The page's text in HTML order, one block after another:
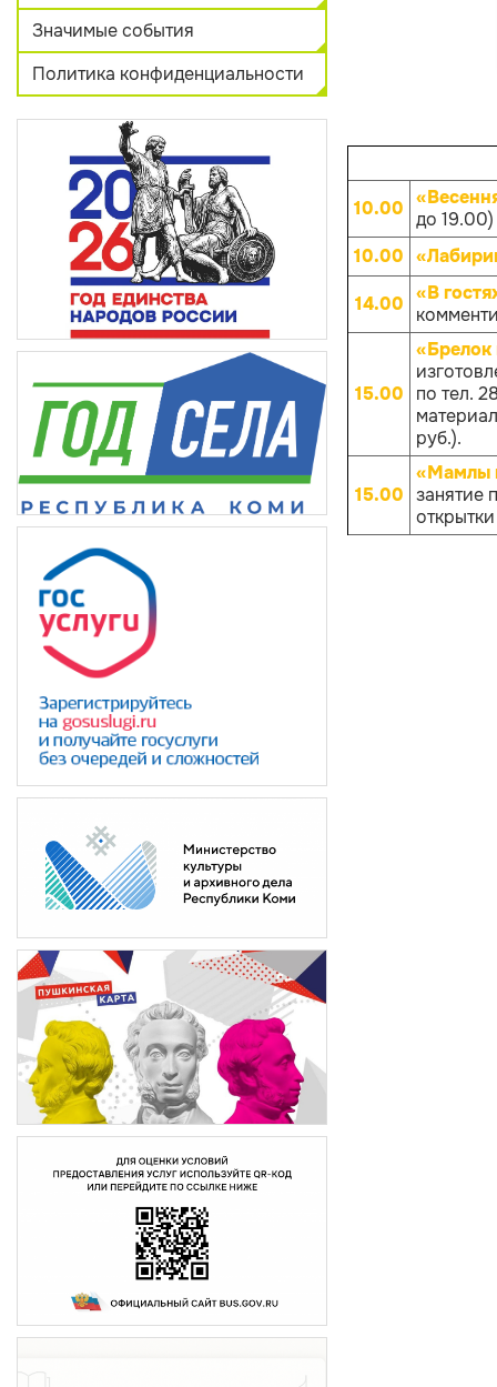
Значимые события
Политика конфиденциальности
10.00 до 19.00)
10.00
14.00 «В
15.00
по тел.
руб.).
15.00
«Мамлы
занятие